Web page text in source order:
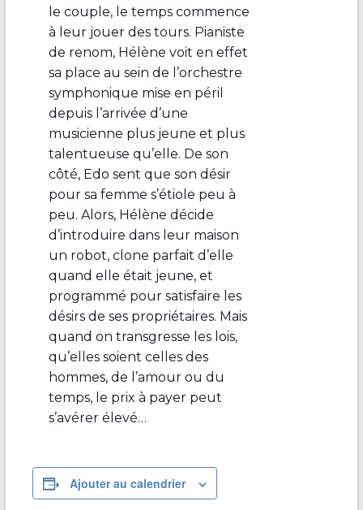
le couple, le temps commence
à leur jouer des tours. Pianiste
de renom, Hélène voit en effet
sa place au sein de l’orchestre
symphonique mise en péril
depuis l’arrivée d’une
musicienne plus jeune et plus
talentueuse qu’elle. De son
côté, Edo sent que son désir
pour sa femme s’étiole peu à
peu. Alors, Hélène décide
d’introduire dans leur maison
un robot, clone parfait d’elle
quand elle était jeune, et
programmé pour satisfaire les
désirs de ses propriétaires. Mais
quand on transgresse les lois,
qu’elles soient celles des
hommes, de l’amour ou du
temps, le prix à payer peut
s’avérer élevé…
Ajouter au calendrier